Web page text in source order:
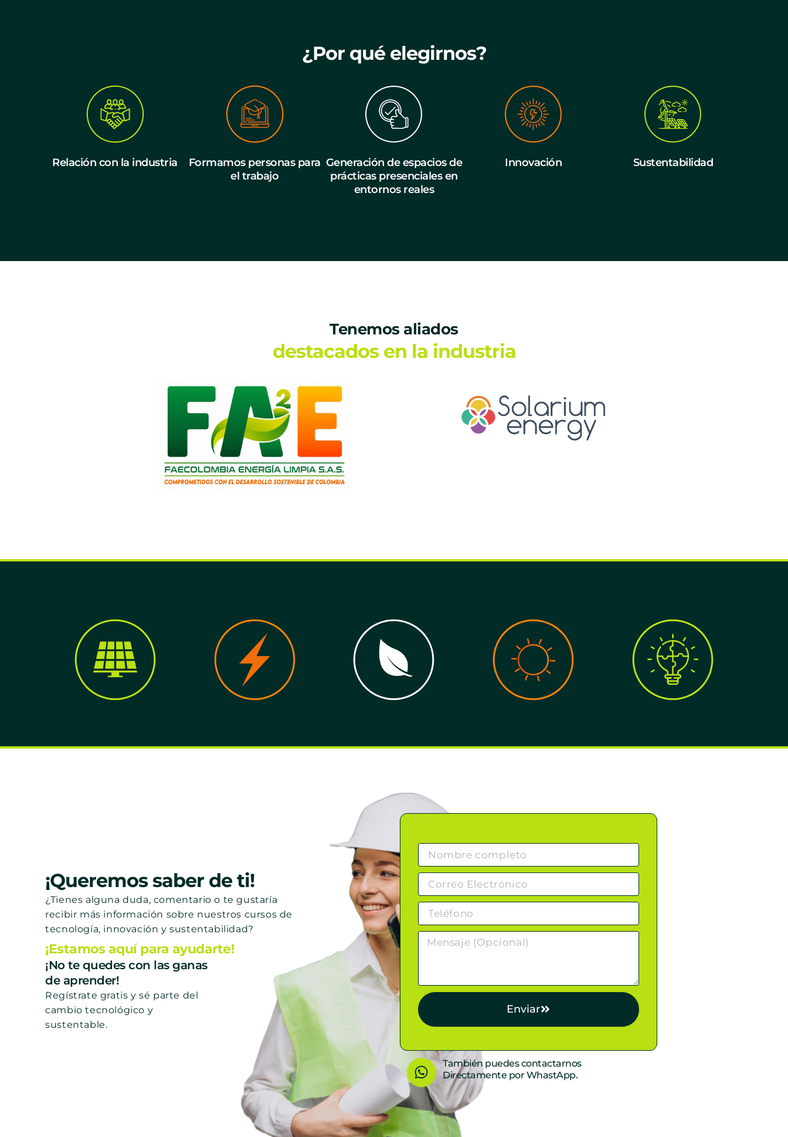
¿Por qué elegirnos?
Relación con la industria
Formamos personas para
el trabajo
Generación de espacios de
prácticas presenciales en
entornos reales
Innovación Sustentabilidad
Tenemos aliados
destacados en la industria
¡Queremos saber de ti!
¿Tienes alguna duda, comentario o te gustaría
recibir más información sobre nuestros cursos de
tecnología, innovación y sustentabilidad?
¡Estamos aquí para ayudarte!
¡No te quedes con las ganas
de aprender!
Regístrate gratis y sé parte del
cambio tecnológico y
sustentable.
Enviar
W
h
a
t
También puedes contactarnos
Directamente por WhastApp.